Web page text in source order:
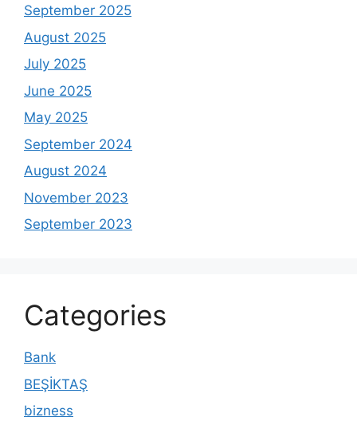
September 2025
August 2025
July 2025
June 2025
May 2025
September 2024
August 2024
November 2023
September 2023
Categories
Bank
BEŞİKTAŞ
bizness